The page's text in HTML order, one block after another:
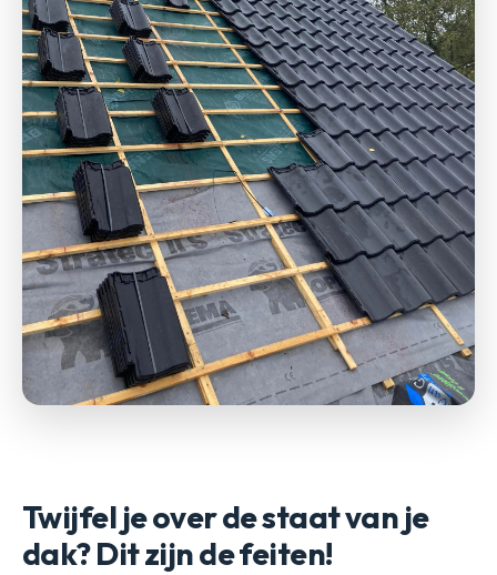
Twijfel je over de staat van je
dak? Dit zijn de feiten!